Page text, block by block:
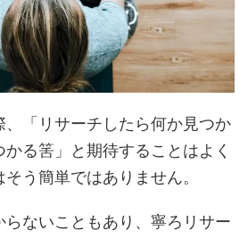
、「リサーチしたら何か見つか
る筈」と期待することはよく
う簡単ではありません。
らないこともあり、寧ろリサー